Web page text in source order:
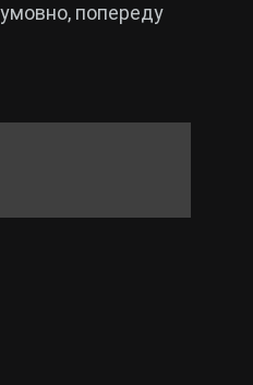
попереду